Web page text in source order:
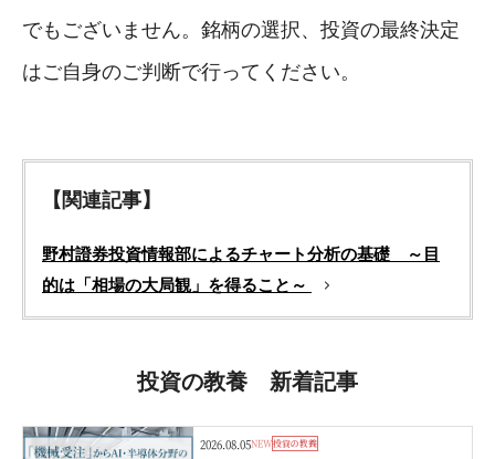
でもございません。銘柄の選択、投資の最終決定
はご自身のご判断で行ってください。
【関連記事】
野村證券投資情報部によるチャート分析の基礎 ～目
的は「相場の大局観」を得ること～
投資の教養 新着記事
2026.08.05NEW投資の教養